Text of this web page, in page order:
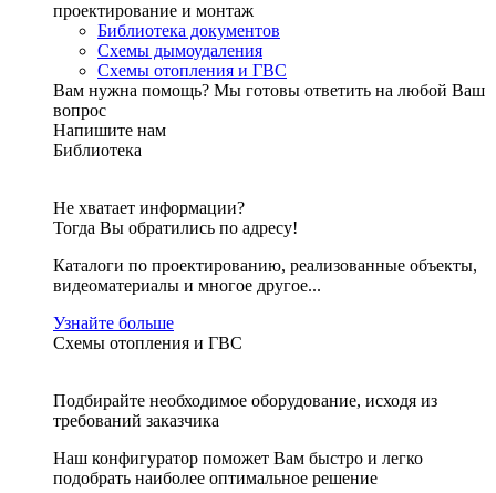
проектирование и монтаж
Библиотека документов
Схемы дымоудаления
Схемы отопления и ГВС
Вам нужна помощь? Мы готовы ответить на любой Ваш
вопрос
Напишите нам
Библиотека
Не хватает информации?
Тогда Вы обратились по адресу!
Каталоги по проектированию, реализованные объекты,
видеоматериалы и многое другое...
Узнайте больше
Схемы отопления и ГВС
Подбирайте необходимое оборудование, исходя из
требований заказчика
Наш конфигуратор поможет Вам быстро и легко
подобрать наиболее оптимальное решение